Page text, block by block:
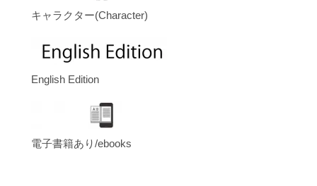
キャラクター(Character)
English Edition
電子書籍あり/ebooks